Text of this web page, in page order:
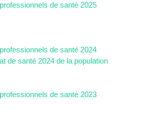
de santé 2025
de santé 2024
de santé 2024 de la population
de santé 2023